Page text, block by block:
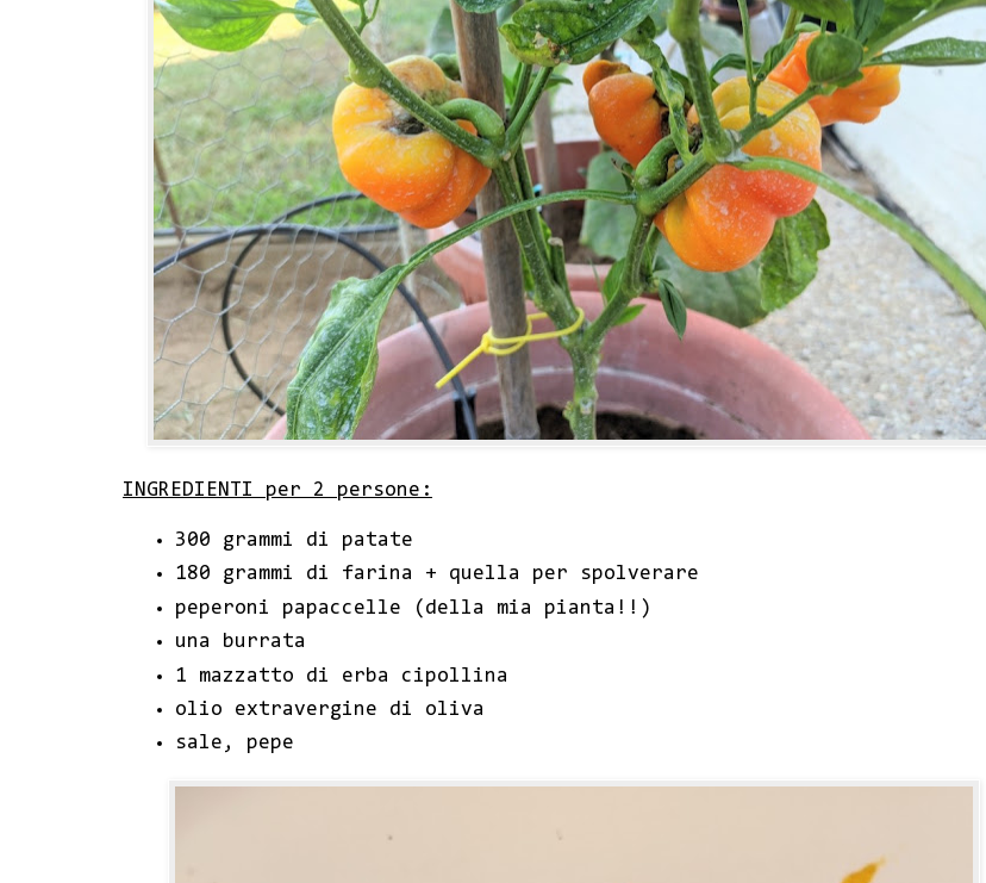
INGREDIENTI per 2 persone:
300 grammi di patate
180 grammi di farina + quella per spolverare
peperoni papaccelle (della mia pianta!!)
una burrata
1 mazzatto di erba cipollina
olio extravergine di oliva
sale, pepe